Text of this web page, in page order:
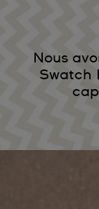
Nous
Swatch